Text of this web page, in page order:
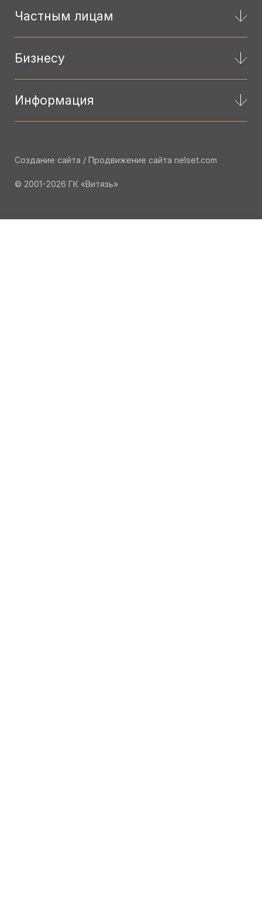
Частным лицам
Бизнесу
Информация
Создание сайта / Продвижение сайта nelset.com
© 2001-2026 ГК «Витязь»